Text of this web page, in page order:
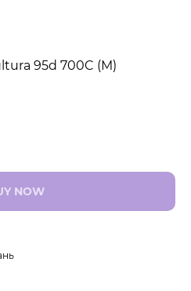
95d 700C (M)
NOW